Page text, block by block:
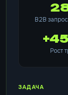
B2B
Рост
ЗАДАЧА